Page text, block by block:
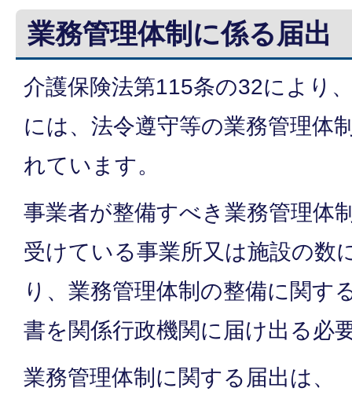
業務管理体制に係る届出
介護保険法第115条の32により
には、法令遵守等の業務管理体
れています。
事業者が整備すべき業務管理体
受けている事業所又は施設の数
り、業務管理体制の整備に関す
書を関係行政機関に届け出る必
業務管理体制に関する届出は、